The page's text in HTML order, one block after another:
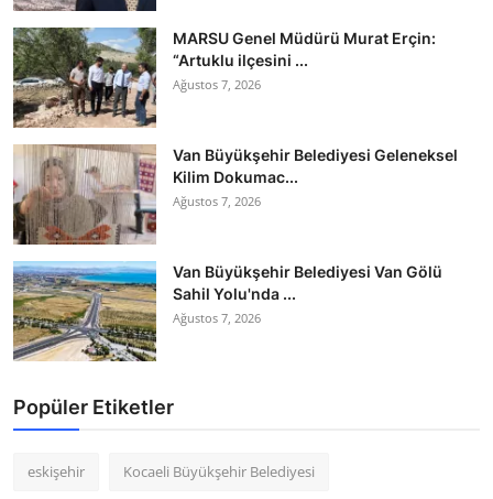
MARSU Genel Müdürü Murat Erçin:
“Artuklu ilçesini ...
Ağustos 7, 2026
Van Büyükşehir Belediyesi Geleneksel
Kilim Dokumac...
Ağustos 7, 2026
Van Büyükşehir Belediyesi Van Gölü
Sahil Yolu'nda ...
Ağustos 7, 2026
Popüler Etiketler
eskişehir Kocaeli Büyükşehir Belediyesi